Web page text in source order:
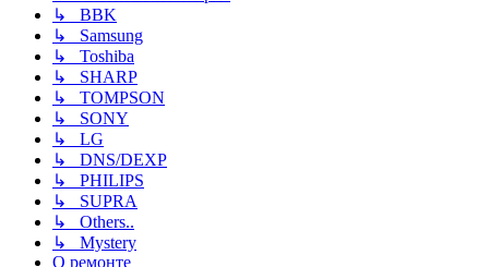
↳ BBK
↳ Samsung
↳ Toshiba
↳ SHARP
↳ TOMPSON
↳ SONY
↳ LG
↳ DNS/DEXP
↳ PHILIPS
↳ SUPRA
↳ Others..
↳ Mystery
О ремонте